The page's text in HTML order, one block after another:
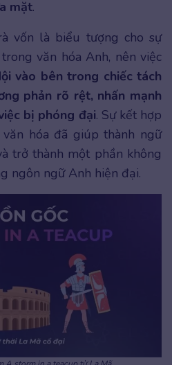
mặt.
vốn là biểu tượng cho sự
văn hóa Anh, nên việc
vào bên trong chiếc tách
phản rõ rệt, nhấn mạnh
bị phóng đại. Sự kết hợp
hóa đã giúp thành ngữ
trở thành một phần không
ngôn ngữ Anh hiện đại.